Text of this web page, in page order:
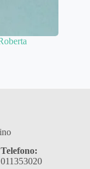
Telefono:
011353020